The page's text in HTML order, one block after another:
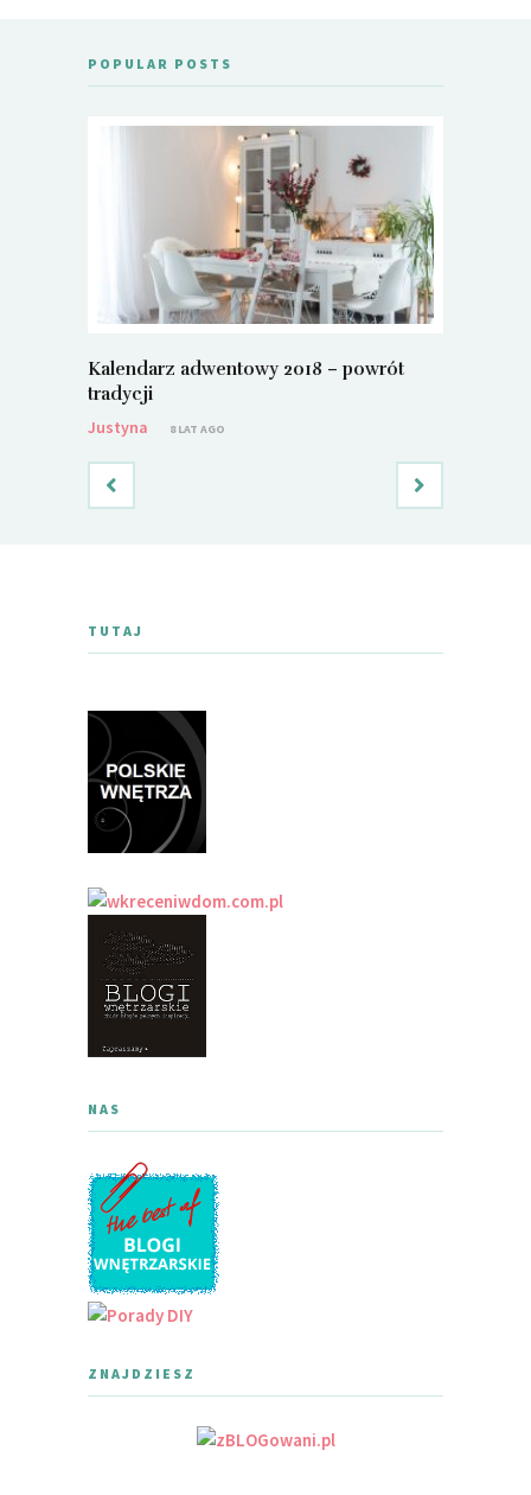
POPULAR POSTS
Kalendarz adwentowy 2018 – powrót
tradycji
Justyna
8 LAT AGO
TUTAJ
NAS
ZNAJDZIESZ